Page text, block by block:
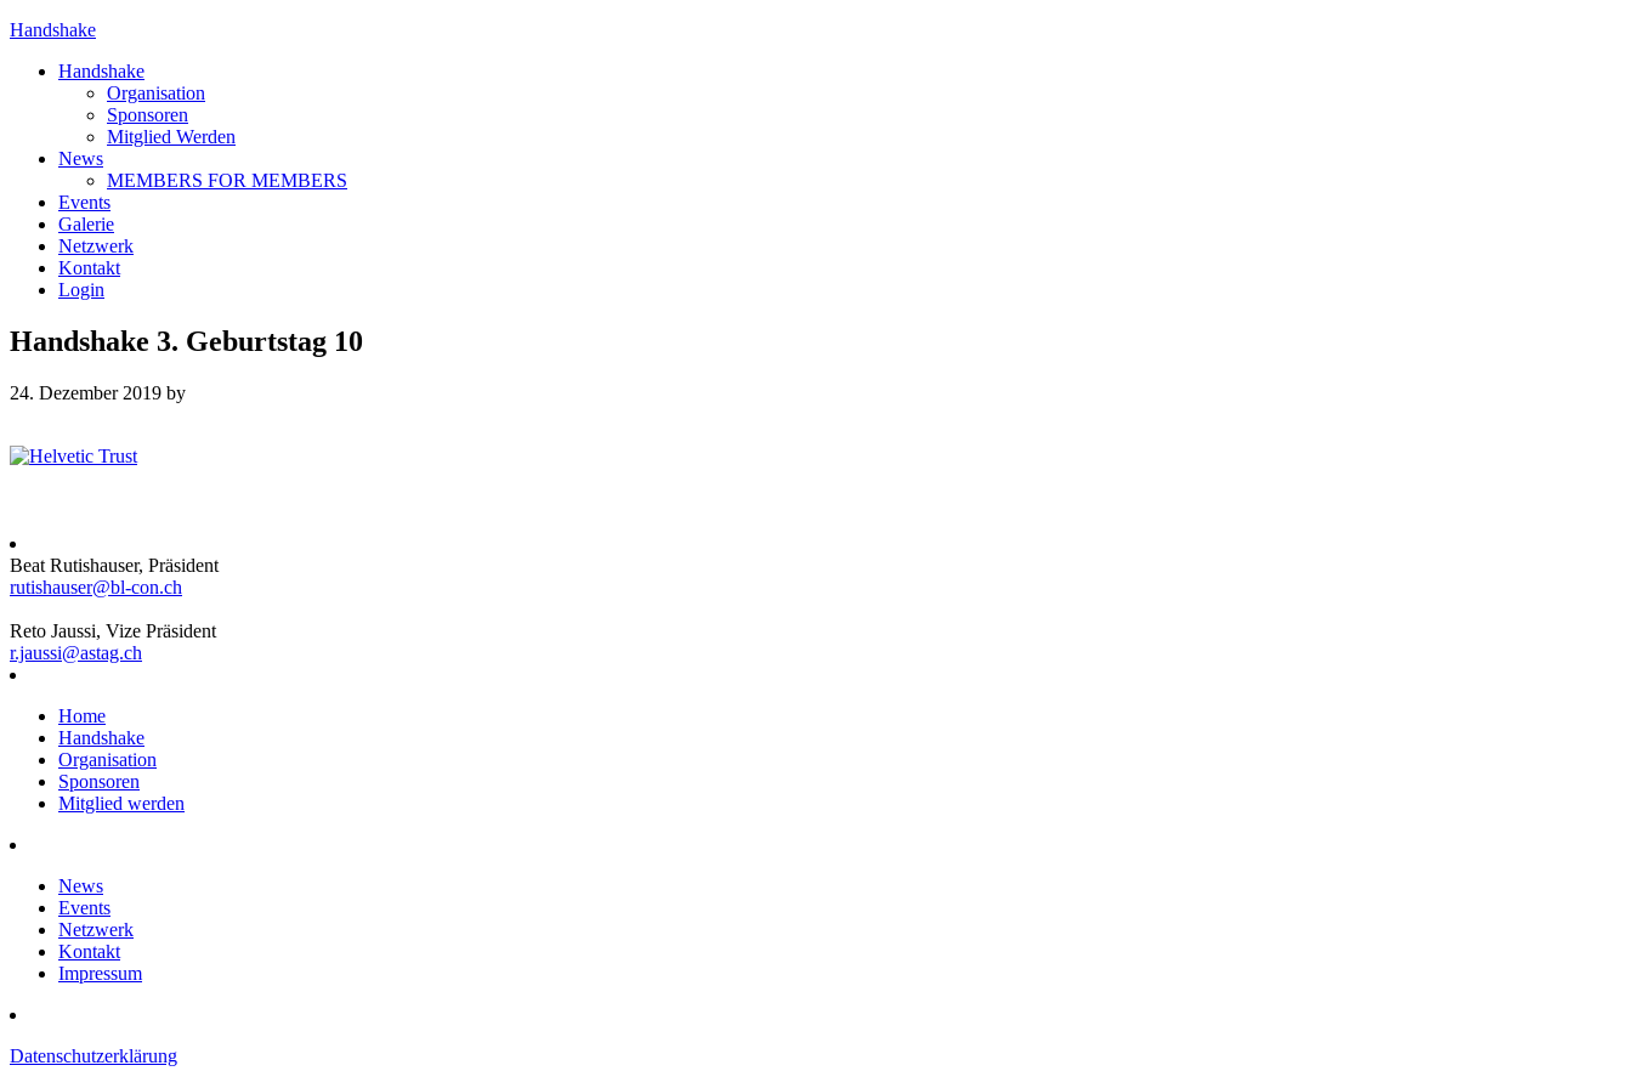
Handshake
Handshake
Organisation
Sponsoren
Mitglied Werden
News
MEMBERS FOR MEMBERS
Events
Galerie
Netzwerk
Kontakt
Login
Handshake 3. Geburtstag 10
24. Dezember 2019 by
Beat Rutishauser, Präsident
rutishauser@bl-con.ch
Reto Jaussi, Vize Präsident
r.jaussi@astag.ch
Home
Handshake
Organisation
Sponsoren
Mitglied werden
News
Events
Netzwerk
Kontakt
Impressum
Datenschutzerklärung